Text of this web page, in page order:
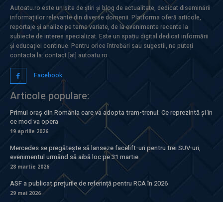
Autoatu.ro este un site de știri și blog de actualitate, dedicat diseminării
informațiilor relevante din diverse domenii. Platforma oferă articole,
reportaje și analize pe teme variate, de la evenimente recente la
subiecte de interes specializat. Este un spațiu digital dedicat informării
și educației continue. Pentru orice întrebări sau sugestii, ne puteți
contacta la: contact [at] autoatu.ro
Facebook
Articole populare:
Primul oraș din România care va adopta tram-trenul: Ce reprezintă și în
ce mod va opera
19 aprilie 2026
Mercedes se pregătește să lanseze facelift-uri pentru trei SUV-uri,
evenimentul urmând să aibă loc pe 31 martie.
28 martie 2026
ASF a publicat prețurile de referință pentru RCA în 2026
29 mai 2026